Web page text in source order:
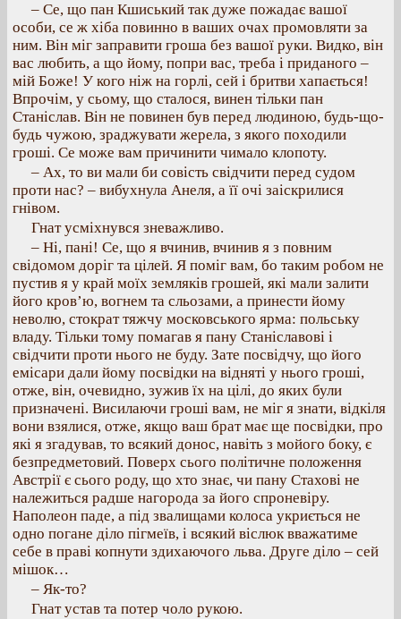
– Се, що пан Кшиський так дуже пожадає вашої
особи, се ж хіба повинно в ваших очах промовляти за
ним. Він міг заправити гроша без вашої руки. Видко, він
вас любить, а що йому, попри вас, треба і приданого –
мій Боже! У кого ніж на горлі, сей і бритви хапається!
Впрочім, у сьому, що сталося, винен тільки пан
Станіслав. Він не повинен був перед людиною, будь-що-
будь чужою, зраджувати жерела, з якого походили
гроші. Се може вам причинити чимало клопоту.
– Ах, то ви мали би совість свідчити перед судом
проти нас? – вибухнула Анеля, а її очі заіскрилися
гнівом.
Гнат усміхнувся зневажливо.
– Ні, пані! Се, що я вчинив, вчинив я з повним
свідомом доріг та цілей. Я поміг вам, бо таким робом не
пустив я у край моїх земляків грошей, які мали залити
його кров’ю, вогнем та сльозами, а принести йому
неволю, стократ тяжчу московського ярма: польську
владу. Тільки тому помагав я пану Станіславові і
свідчити проти нього не буду. Зате посвідчу, що його
емісари дали йому посвідки на відняті у нього гроші,
отже, він, очевидно, зужив їх на цілі, до яких були
призначені. Висилаючи гроші вам, не міг я знати, відкіля
вони взялися, отже, якщо ваш брат має ще посвідки, про
які я згадував, то всякий донос, навіть з мойого боку, є
безпредметовий. Поверх сього політичне положення
Австрії є сього роду, що хто знає, чи пану Стахові не
належиться радше нагорода за його спроневіру.
Наполеон паде, а під звалищами колоса укриється не
одно погане діло пігмеїв, і всякий віслюк вважатиме
себе в праві копнути здихаючого льва. Друге діло – сей
мішок…
– Як-то?
Гнат устав та потер чоло рукою.